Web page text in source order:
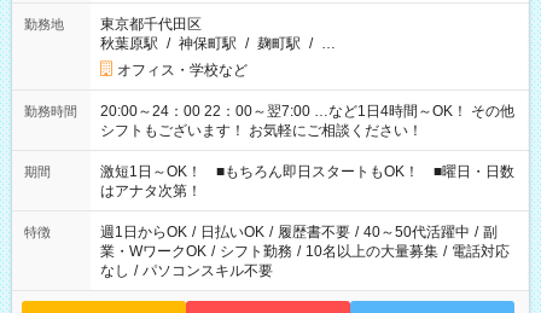
勤務地
東京都千代田区
秋葉原駅 / 神保町駅 / 麹町駅 / …
オフィス・学校など
勤務時間
20:00～24：00 22：00～翌7:00 …など1日4時間～OK！ その他
シフトもございます！ お気軽にご相談ください！
期間
激短1日～OK！ ■もちろん即日スタートもOK！ ■曜日・日数
はアナタ次第！
特徴 週1日からOK / 日払いOK / 履歴書不要 / 40～50代活躍中 / 副
業・WワークOK / シフト勤務 / 10名以上の大量募集 / 電話対応
なし / パソコンスキル不要